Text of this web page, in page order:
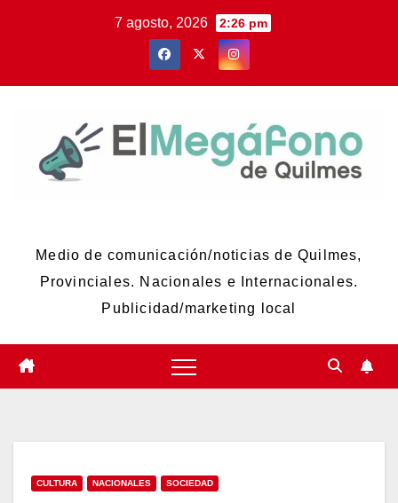
7 agosto, 2026 2:26 pm
Medio de comunicación/noticias de Quilmes,
Provinciales. Nacionales e Internacionales.
Publicidad/marketing local
CULTURA NACIONALES SOCIEDAD